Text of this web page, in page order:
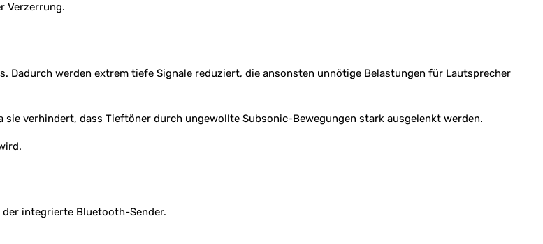
Verzerrung.
werden extrem tiefe Signale reduziert, die ansonsten unnötige Belastungen für Lautsprecher
verhindert, dass Tieftöner durch ungewollte Subsonic-Bewegungen stark ausgelenkt werden.
integrierte Bluetooth-Sender.